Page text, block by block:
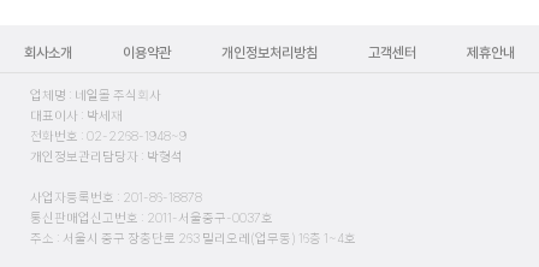
회사소개 이용약관 개인정보처리방침 고객센터 제휴안내
업체명 : 네일몰 주식회사
대표이사 : 박세재
전화번호 : 02-2268-1948~9
개인정보관리담당자 : 박형석
사업자등록번호 : 201-86-18878
통신판매업신고번호 : 2011-서울중구-0037호
주소 : 서울시 중구 장충단로 263 밀리오레(업무동) 16층 1~4호